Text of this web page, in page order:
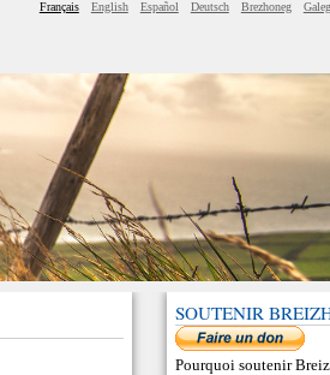
Français English Español Deutsch Brezhoneg
SOUTENIR
Pourquoi soutenir